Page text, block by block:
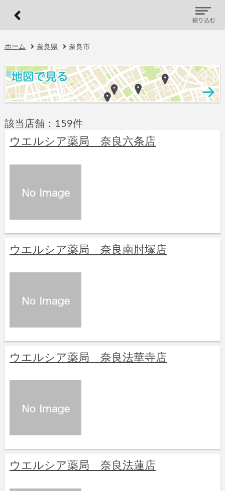
ホーム 奈良県 奈良市
該当店舗：159件
ウエルシア薬局 奈良六条店
ウエルシア薬局 奈良南肘塚店
ウエルシア薬局 奈良法華寺店
ウエルシア薬局 奈良法蓮店